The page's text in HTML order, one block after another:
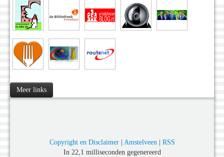
Meer links
Copyright en Disclaimer| Amstelveen| RSS
In 22,1 milliseconden gegenereerd